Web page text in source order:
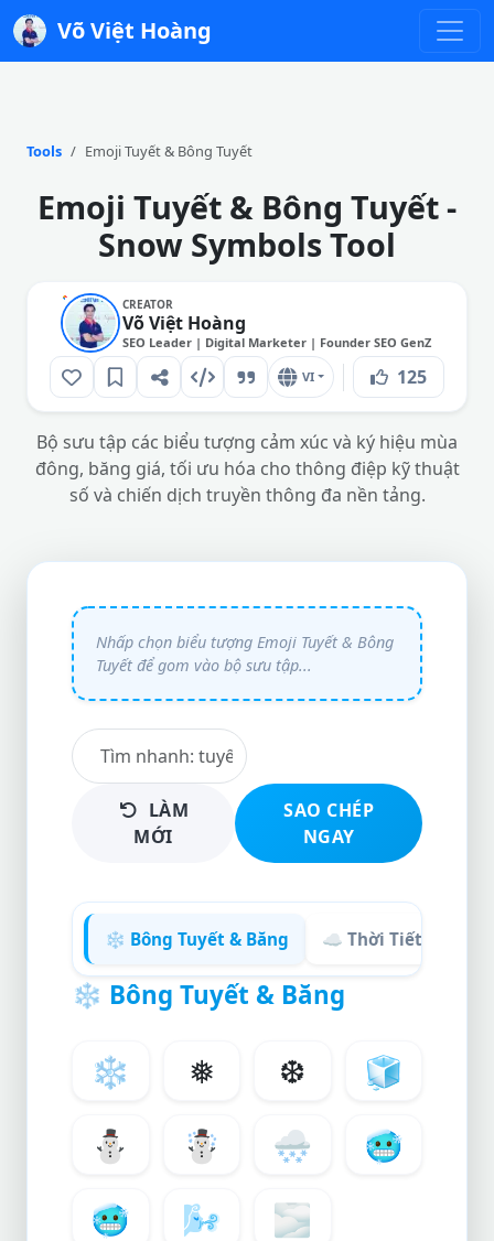
Võ Việt Hoàng
Tools Emoji Tuyết & Bông Tuyết
Emoji Tuyết & Bông Tuyết -
Snow Symbols Tool
CREATOR
Võ Việt Hoàng
SEO Leader | Digital Marketer | Founder SEO GenZ
VI 125
Bộ sưu tập các biểu tượng cảm xúc và ký hiệu mùa
đông, băng giá, tối ưu hóa cho thông điệp kỹ thuật
số và chiến dịch truyền thông đa nền tảng.
LÀM
MỚI
SAO CHÉP
NGAY
❄️ Bông Tuyết & Băng ☁️ Thời Tiết Mùa
❄️ Bông Tuyết & Băng
❄️ ❅ ❆
🧊
⛄
☃️ 🌨️
🥶
🥶
🌬️ 🌫️